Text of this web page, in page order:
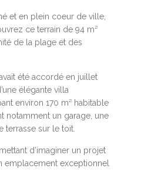
et en plein coeur de ville,
ce terrain de 94 m²
de la plage et des
été accordé en juillet
élégante villa
environ 170 m² habitable
notamment un garage, une
terrasse sur le toit.
d’imaginer un projet
emplacement exceptionnel